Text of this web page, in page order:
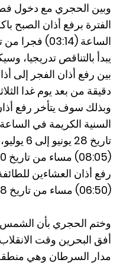
وبين الحجري مع دخول
الفترة برفع أذان الصبح
يبدأ بالتناقص تدريجيا،
وبذلك سوف يتأخر رفع
تاريخ
رفع أذان العشاءين
(06:50) مساء من تاريخ 28 يونيو إلى 6 يوليو القادم.
وختم الحجري بأن
أفق البحرين وقت
مدار السرطان وهي